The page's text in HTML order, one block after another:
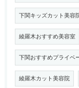
下関キッズカット美容
綾羅木おすすめ美容室
下関おすすめプライベ
綾羅木カット美容院